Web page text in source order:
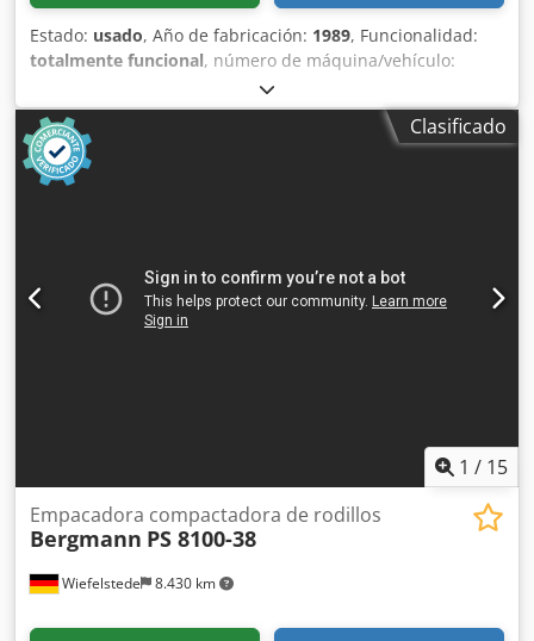
Estado: usado, Año de fabricación: 1989, Funcionalidad:
totalmente funcional, número de máquina/vehículo:
750 kg
continua con rodillo giratorio. Codpfx Alezr H Agofsha
Recoge, tritura y compacta los residuos mediante un
rodillo de acero especial que garantiza una tasa de
compactación de hasta 9:1. La compactación se realiza
continua; los residuos compactados se depositan en una
bolsa de polietileno transparente. La estación de
compactación puede instalarse directamente en el lugar
Clasificado
1 / 15
Wiefelstede 8.430 km
Empacadora compactadora de rodillos
Bergmann PS 8100-38